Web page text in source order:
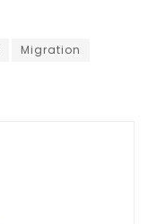
Migration